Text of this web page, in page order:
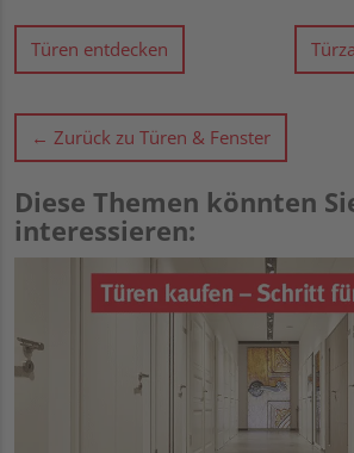
Türen entdecken
← Zurück zu Türen & Fenster
Diese Themen könnten
interessieren: